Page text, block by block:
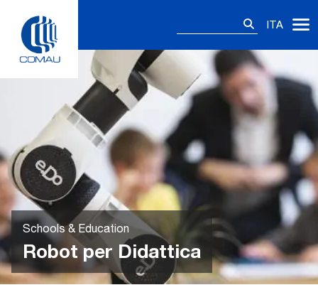
content
ITA
Schools & Education
Robot per Didattica